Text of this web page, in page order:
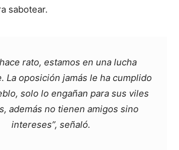
sabotear.
rato, estamos en una lucha
La oposición jamás le ha cumplido
solo lo engañan para sus viles
además no tienen amigos sino
intereses”, señaló.